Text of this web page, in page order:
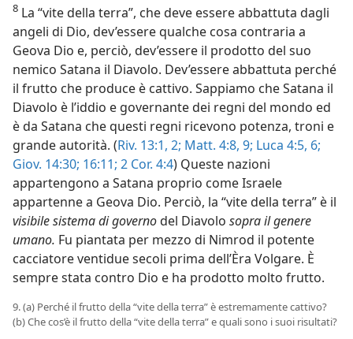
8 La “vite della terra”, che deve essere abbattuta dagli
angeli di Dio, dev’essere qualche cosa contraria a
Geova Dio e, perciò, dev’essere il prodotto del suo
nemico Satana il Diavolo. Dev’essere abbattuta perché
il frutto che produce è cattivo. Sappiamo che Satana il
Diavolo è l’iddio e governante dei regni del mondo ed
è da Satana che questi regni ricevono potenza, troni e
grande autorità. (Riv. 13:1, 2; Matt. 4:8, 9; Luca 4:5, 6;
Giov. 14:30; 16:11; 2 Cor. 4:4) Queste nazioni
appartengono a Satana proprio come Israele
appartenne a Geova Dio. Perciò, la “vite della terra” è il
visibile sistema di governodel Diavolo sopra il genere
umano. Fu piantata per mezzo di Nimrod il potente
cacciatore ventidue secoli prima dell’Èra Volgare. È
sempre stata contro Dio e ha prodotto molto frutto.
9. (a) Perché il frutto della “vite della terra” è estremamente cattivo?
(b) Che cos’è il frutto della “vite della terra” e quali sono i suoi risultati?